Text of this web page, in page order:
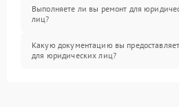
Выполняете ли вы ремонт для
лиц?
Какую документацию вы
для юридических лиц?